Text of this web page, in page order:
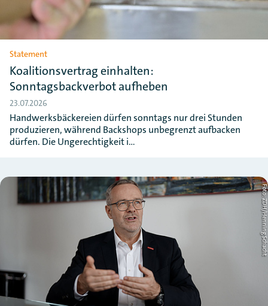
Statement
Koalitionsvertrag einhalten:
Sonntagsbackverbot aufheben
23.07.2026
Handwerksbäckereien dürfen sonntags nur drei Stunden
produzieren, während Backshops unbegrenzt aufbacken
dürfen. Die Ungerechtigkeit i…
Foto: ZDH/Henning Schacht